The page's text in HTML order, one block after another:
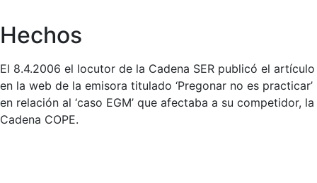
Hechos
El 8.4.2006 el locutor de la Cadena SER publicó el artículo
en la web de la emisora titulado ‘Pregonar no es practicar’
en relación al ‘caso EGM’ que afectaba a su competidor, la
Cadena COPE.